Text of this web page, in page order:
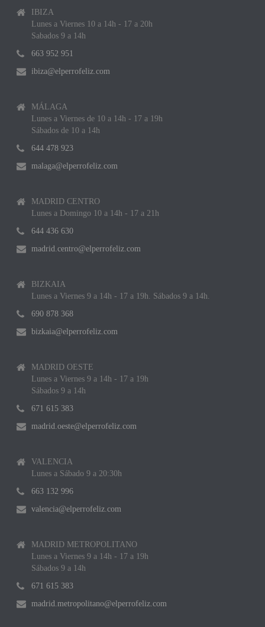
IBIZA
Lunes a Viernes 10 a 14h - 17 a 20h
Sabados 9 a 14h
663 952 951
ibiza@elperrofeliz.com
MÁLAGA
Lunes a Viernes de 10 a 14h - 17 a 19h
Sábados de 10 a 14h
644 478 923
malaga@elperrofeliz.com
MADRID CENTRO
Lunes a Domingo 10 a 14h - 17 a 21h
644 436 630
madrid.centro@elperrofeliz.com
BIZKAIA
Lunes a Viernes 9 a 14h - 17 a 19h. Sábados 9 a 14h.
690 878 368
bizkaia@elperrofeliz.com
MADRID OESTE
Lunes a Viernes 9 a 14h - 17 a 19h
Sábados 9 a 14h
671 615 383
madrid.oeste@elperrofeliz.com
VALENCIA
Lunes a Sábado 9 a 20:30h
663 132 996
valencia@elperrofeliz.com
MADRID METROPOLITANO
Lunes a Viernes 9 a 14h - 17 a 19h
Sábados 9 a 14h
671 615 383
madrid.metropolitano@elperrofeliz.com